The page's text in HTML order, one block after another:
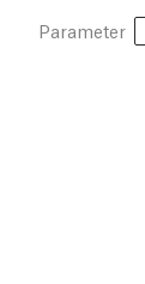
Parameter